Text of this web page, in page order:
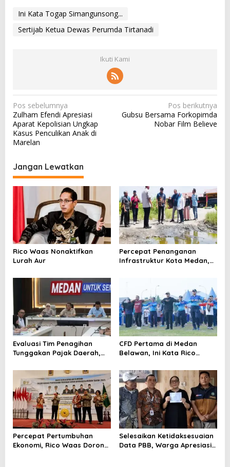
Ini Kata Togap Simangunsong...
Sertijab Ketua Dewas Perumda Tirtanadi
Ikuti Kami
N
a
v
i
g
a
s
o
s
Pos sebelumnya
Zulham Efendi Apresiasi
Aparat Kepolisian Ungkap
Kasus Penculikan Anak di
Marelan
Pos berikutnya
Gubsu Bersama Forkopimda
Nobar Film Believe
Jangan Lewatkan
Rico Waas Nonaktifkan
Lurah Aur
Percepat Penanganan
Infrastruktur Kota Medan,
Evaluasi Tim Penagihan
Tunggakan Pajak Daerah,
Tagih Rp 1,4 M pada Juli
2026
CFD Pertama di Medan
Belawan, Ini Kata Rico
Percepat Pertumbuhan
Ekonomi, Rico Waas Dorong
Selesaikan Ketidaksesuaian
Data PBB, Warga Apresiasi